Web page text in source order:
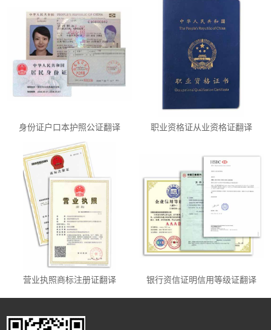
身份证户口本护照公证翻译 职业资格证从业资格证翻译
营业执照商标注册证翻译 银行资信证明信用等级证翻译